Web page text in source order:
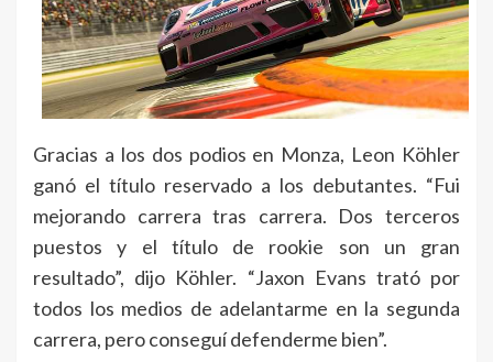
Gracias a los dos podios en Monza, Leon Köhler
ganó el título reservado a los debutantes. “Fui
mejorando carrera tras carrera. Dos terceros
puestos y el título de rookie son un gran
resultado”, dijo Köhler. “Jaxon Evans trató por
todos los medios de adelantarme en la segunda
carrera, pero conseguí defenderme bien”.